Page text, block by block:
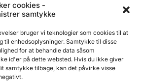
cookies -
samtykke
bruger vi teknologier som cookies til at
til enhedsoplysninger. Samtykke til disse
for at behandle data såsom
id'er på dette websted. Hvis du ikke giver
samtykke tilbage, kan det påvirke visse
og modtag gode tilbud
direkte i din